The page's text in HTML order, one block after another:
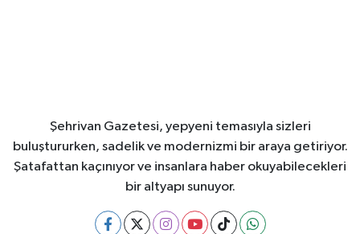
Şehrivan Gazetesi, yepyeni temasıyla sizleri
buluştururken, sadelik ve modernizmi bir araya getiriyor.
Şatafattan kaçınıyor ve insanlara haber okuyabilecekleri
bir altyapı sunuyor.